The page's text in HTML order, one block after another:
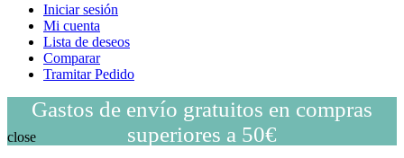
Iniciar sesión
Mi cuenta
Lista de deseos
Comparar
Tramitar Pedido
Gastos de envío gratuitos en compras
superiores a 50€
close